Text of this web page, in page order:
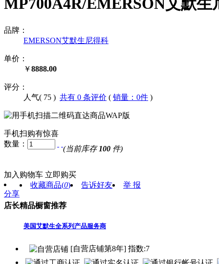
品牌：
EMERSON艾默生尼得科
单价：
￥8888.00
评分：
人气( 75 ) 共有 0 条评价 ( 销量：0件 )
手机扫购有惊喜
数量：
(当前库存 100 件)
加入购物车 立即购买
分享
收藏商品(0) 告诉好友 举 报
店长精品橱窗推荐
美国艾默生全系列产品服务商
[自营店铺第8年] 指数:7